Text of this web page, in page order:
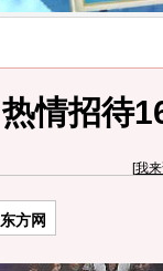
情招待
[我
方网